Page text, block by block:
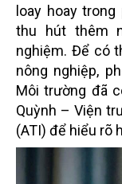
loay hoay
thu hút thêm
nghiệm. Để có
nông nghiệp, p
Môi trường đã
Quỳnh – Viện
(ATI) để hiểu rõ